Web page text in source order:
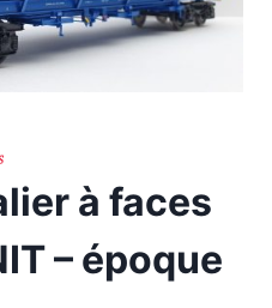
à faces
– époque